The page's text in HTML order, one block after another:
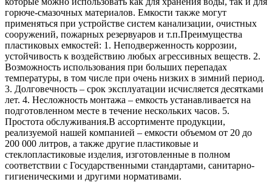
горюче-смазочных материалов. Емкости также могут
применяться при устройстве систем канализации, очистных
сооружений, пожарных резервуаров и т.п.Преимущества
пластиковых емкостей: 1. Неподверженность коррозии,
устойчивость к воздействию любых агрессивных веществ. 2.
Возможность использования при больших перепадах
температуры, в том числе при очень низких в зимний период.
3. Долговечность – срок эксплуатации исчисляется десятками
лет. 4. Несложность монтажа – емкость устанавливается на
подготовленном месте в течение нескольких часов. 5.
Простота обслуживания.В ассортименте продукции,
реализуемой нашей компанией – емкости объемом от 20 до
200 000 литров, а также другие пластиковые и
стеклопластиковые изделия, изготовленные в полном
соответствии с Государственными стандартами, санитарно-
гигиеническими и другими нормативами.